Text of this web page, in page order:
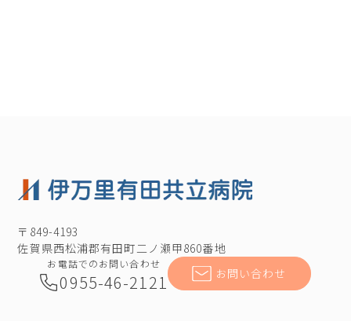
〒849-4193
佐賀県西松浦郡有田町二ノ瀬甲860番地
お電話でのお問い合わせ
0955-46-2121 お問い合わせ